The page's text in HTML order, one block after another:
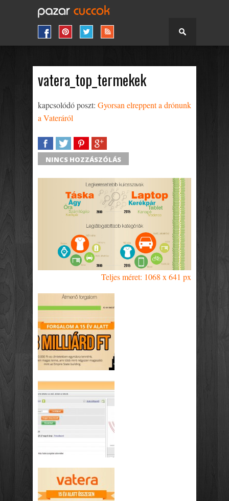
vatera_top_termekek
kapcsolódó poszt: Gyorsan elreppent a drónunk
a Vateráról
SHARETWEETSHARESHARE
NINCS HOZZÁSZÓLÁS
Teljes méret: 1068 x 641 px